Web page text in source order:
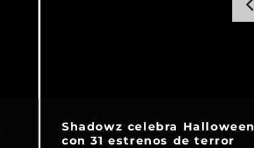
Shadowz celebra Halloween
con 31 estrenos de terror